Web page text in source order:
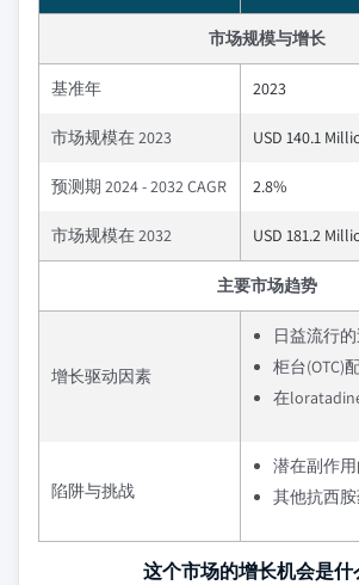
市场规模与增长
基准年 2023
市场规模在 2023 USD 140.1
预测期 2024 - 2032 CAGR 2.8%
市场规模在 2032 USD 181.2
主要市场趋势
增长驱动因素
日益流行
柜台(OTC)
在
陷阱与挑战
潜在副作
其他抗西
这个市场的增长机会是什